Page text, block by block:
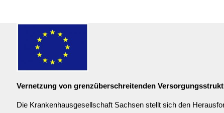
Vernetzung von grenzüberschreitenden
Die Krankenhausgesellschaft Sachsen stellt sich den